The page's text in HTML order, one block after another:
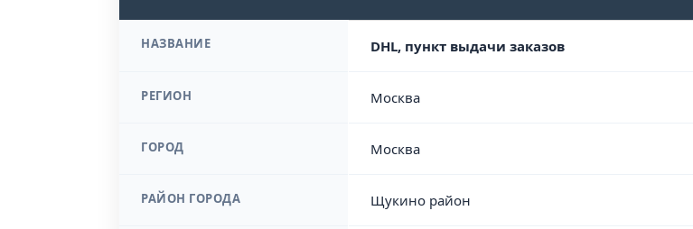
НАЗВАНИЕ DHL, пункт выдачи заказов
РЕГИОН Москва
ГОРОД Москва
РАЙОН ГОРОДА Щукино район